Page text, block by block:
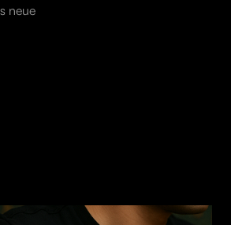
neue